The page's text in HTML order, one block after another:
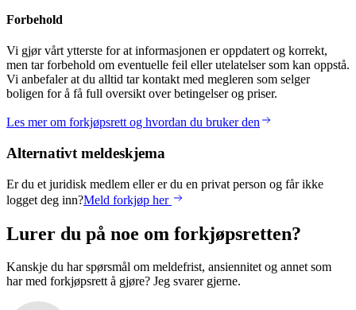
Forbehold
Vi gjør vårt ytterste for at informasjonen er oppdatert og korrekt,
men tar forbehold om eventuelle feil eller utelatelser som kan oppstå.
Vi anbefaler at du alltid tar kontakt med megleren som selger
boligen for å få full oversikt over betingelser og priser.
Les mer om forkjøpsrett og hvordan du bruker den
Alternativt meldeskjema
Er du et juridisk medlem eller er du en privat person og får ikke
logget deg inn?Meld forkjøp her
Lurer du på noe om forkjøpsretten?
Kanskje du har spørsmål om meldefrist, ansiennitet og annet som
har med forkjøpsrett å gjøre? Jeg svarer gjerne.